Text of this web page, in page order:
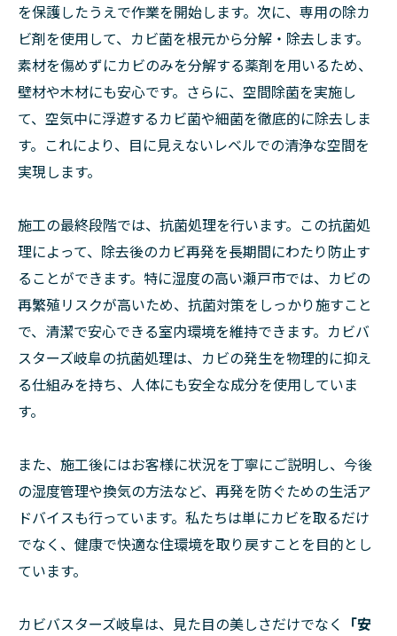
を保護したうえで作業を開始します。次に、専用の除カ
ビ剤を使用して、カビ菌を根元から分解・除去します。
素材を傷めずにカビのみを分解する薬剤を用いるため、
壁材や木材にも安心です。さらに、空間除菌を実施し
て、空気中に浮遊するカビ菌や細菌を徹底的に除去しま
す。これにより、目に見えないレベルでの清浄な空間を
実現します。
施工の最終段階では、抗菌処理を行います。この抗菌処
理によって、除去後のカビ再発を長期間にわたり防止す
ることができます。特に湿度の高い瀬戸市では、カビの
再繁殖リスクが高いため、抗菌対策をしっかり施すこと
で、清潔で安心できる室内環境を維持できます。カビバ
スターズ岐阜の抗菌処理は、カビの発生を物理的に抑え
る仕組みを持ち、人体にも安全な成分を使用していま
す。
また、施工後にはお客様に状況を丁寧にご説明し、今後
の湿度管理や換気の方法など、再発を防ぐための生活ア
ドバイスも行っています。私たちは単にカビを取るだけ
でなく、健康で快適な住環境を取り戻すことを目的とし
ています。
カビバスターズ岐阜は、見た目の美しさだけでなく 「安